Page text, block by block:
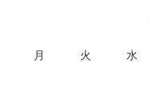
月 火 水